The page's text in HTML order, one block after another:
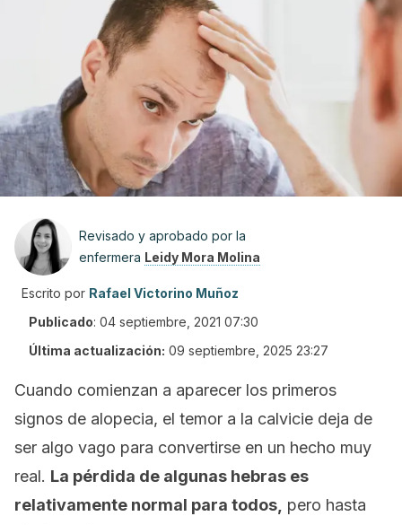
Revisado y aprobado por la
enfermera Leidy Mora Molina
Escrito por Rafael Victorino Muñoz
Publicado: 04 septiembre, 2021 07:30
Última actualización: 09 septiembre, 2025 23:27
Cuando comienzan a aparecer los primeros
signos de alopecia, el temor a la calvicie deja de
ser algo vago para convertirse en un hecho muy
real. La pérdida de algunas hebras es
relativamente normal para todos, pero hasta